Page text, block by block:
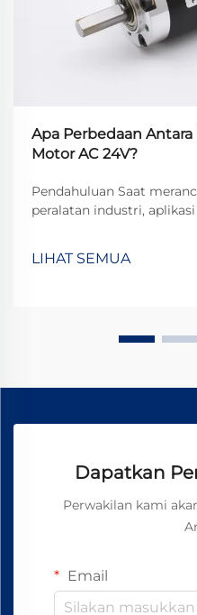
Apa Perbedaan
Motor AC 24V?
Pendahuluan Saat
peralatan industri,
Meskipun keduanya
LIHAT SEMUA
Dapatkan
Perwakilan kami
Email